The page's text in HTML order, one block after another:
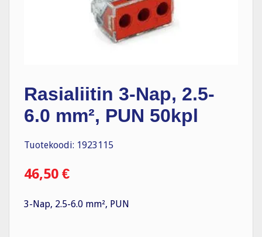
Rasialiitin 3-Nap, 2.5-
6.0 mm², PUN 50kpl
Tuotekoodi: 1923115
46,50 €
3-Nap, 2.5-6.0 mm², PUN